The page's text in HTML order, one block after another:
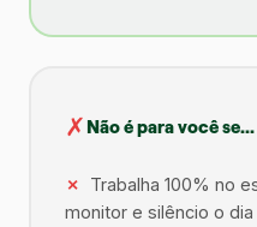
✗ Não é para você se...
Trabalha 100% no
monitor e silêncio o